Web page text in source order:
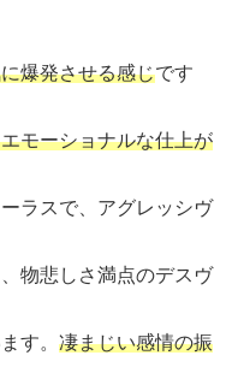
爆発させる感じです
モーショナルな仕上が
ラスで、アグレッシヴ
物悲しさ満点のデスヴ
す。 凄まじい感情の振